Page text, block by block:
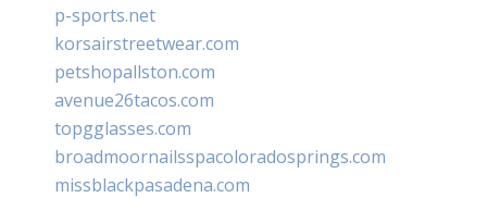
p-sports.net
korsairstreetwear.com
petshopallston.com
avenue26tacos.com
topgglasses.com
broadmoornailsspacoloradosprings.com
missblackpasadena.com